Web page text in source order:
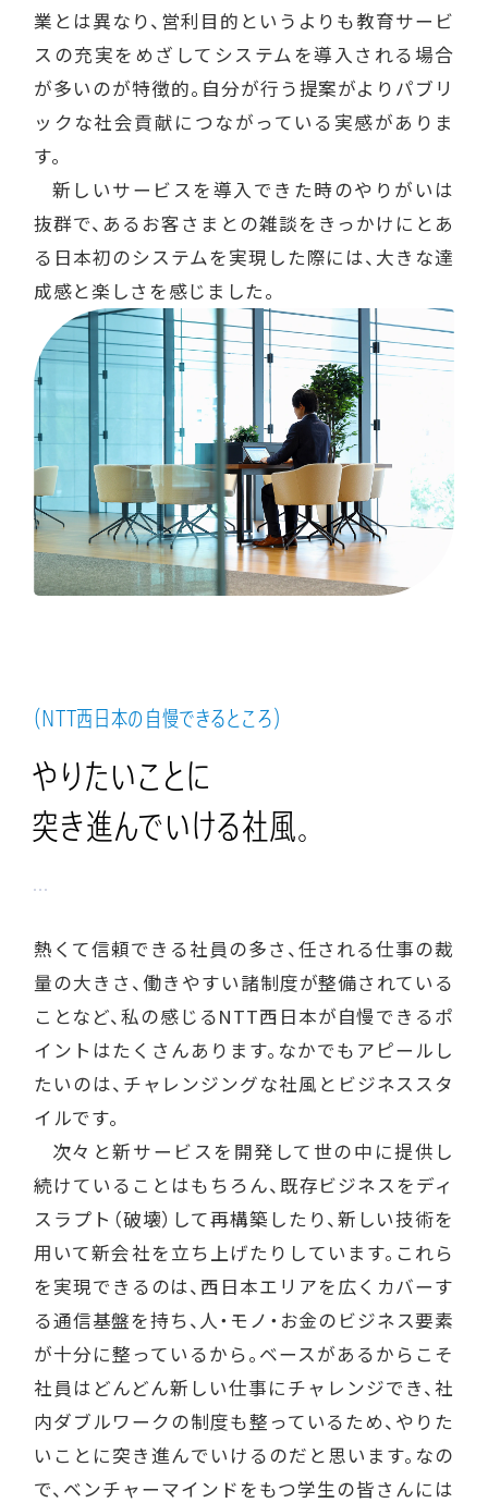
業とは異なり、営利目的というよりも教育サービ
スの充実をめざしてシステムを導入される場合
が多いのが特徴的。自分が行う提案がよりパブリ
ックな社会貢献につながっている実感がありま
す。
新しいサービスを導入できた時のやりがいは
抜群で、あるお客さまとの雑談をきっかけにとあ
る日本初のシステムを実現した際には、大きな達
成感と楽しさを感じました。
（NTT西日本の自慢できるところ）
やりたいことに
突き進んでいける社風。
熱くて信頼できる社員の多さ、任される仕事の裁
量の大きさ、働きやすい諸制度が整備されている
ことなど、私の感じるNTT西日本が自慢できるポ
イントはたくさんあります。なかでもアピールし
たいのは、チャレンジングな社風とビジネススタ
イルです。
次々と新サービスを開発して世の中に提供し
続けていることはもちろん、既存ビジネスをディ
スラプト（破壊）して再構築したり、新しい技術を
用いて新会社を立ち上げたりしています。これら
を実現できるのは、西日本エリアを広くカバーす
る通信基盤を持ち、人・モノ・お金のビジネス要素
が十分に整っているから。ベースがあるからこそ
社員はどんどん新しい仕事にチャレンジでき、社
内ダブルワークの制度も整っているため、やりた
いことに突き進んでいけるのだと思います。なの
で、ベンチャーマインドをもつ学生の皆さんには